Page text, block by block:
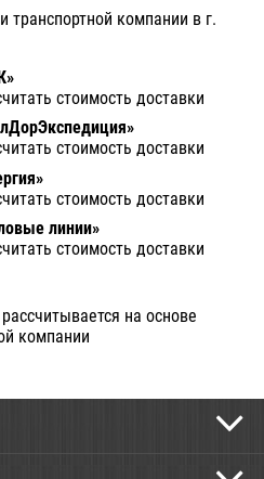
компании в г.
стоимость доставки
стоимость доставки
стоимость доставки
линии»
стоимость доставки
на основе
компании